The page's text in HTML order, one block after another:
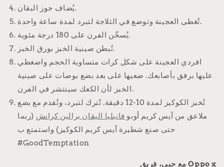
يُضاف جوز البقان.
تُغطى العجينة وتوضع في الثلاجة لتبرد لمدة ساعة واحدة.
يُسخّن الفرن على 180 درجة مئوية.
تُبطن صينية الخبز بورق الخبز.
افردي العجينة على شكل كرات متساوية الحجم واضغطي
عليها برفق بأصابعك. ضعيها على بعد بضع بوصات على صينية
الخبز لأن الكعك سينتشر في الفرن.
تُخبز الكوكيز لمدة 10-12 دقيقة. تُترك لتبرد، وتُقدم مع بضع
ملاعق من آيس كريم أوبو فانيليا البقان برالين كرانش (ربما
حتى صنع شطيرة آيس كريم الكوكيز) واستمتع ب
#GoodTemptation
مع حبي، فريق Oppo x